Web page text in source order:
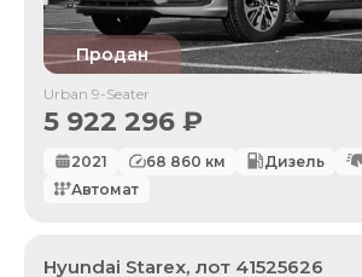
Продан
Urban 9-Seater
5 922 296 ₽
2021 68 860 км Дизель
Автомат
Hyundai Starex, лот 41525626